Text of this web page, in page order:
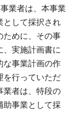
業者は、本事業
として採択され
ために、その事
、実施計画書に
な事業計画の作
を行っていただ
業者は、特段の
助事業として採